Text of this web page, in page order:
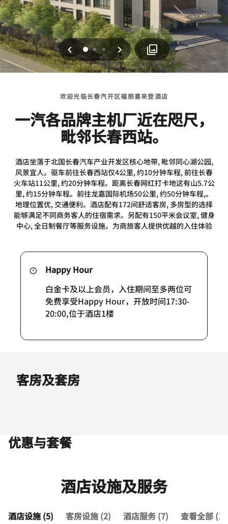
上一页
012 下一页
欢迎光临长春汽开区福朋喜来登酒店
一汽各品牌主机厂近在咫尺，
毗邻长春西站。
酒店坐落于北国长春汽车产业开发区核心地带, 毗邻同心湖公园,
风景宜人。驱车前往长春西站仅4公里, 约10分钟车程, 前往长春
火车站11公里, 约20分钟车程。距离长春网红打卡地这有山5.7公
里, 约15分钟车程。前往龙嘉国际机场50公里, 约50分钟车程,。
地理位置优, 交通便利。酒店配有172间舒适客房, 多房型的选择
能够满足不同商务客人的住宿需求。另配有150平米会议室, 健身
中心, 全日制餐厅等服务设施。为商旅客人提供优越的入住体验
Happy Hour
白金卡及以上会员，入住期间至多两位可
免费享受Happy Hour，开放时间17:30-
20:00,位于酒店1楼
客房及套房
优惠与套餐
酒店设施及服务
酒店设施 (5) 客房设施 (2) 酒店服务 (7) 查看全部